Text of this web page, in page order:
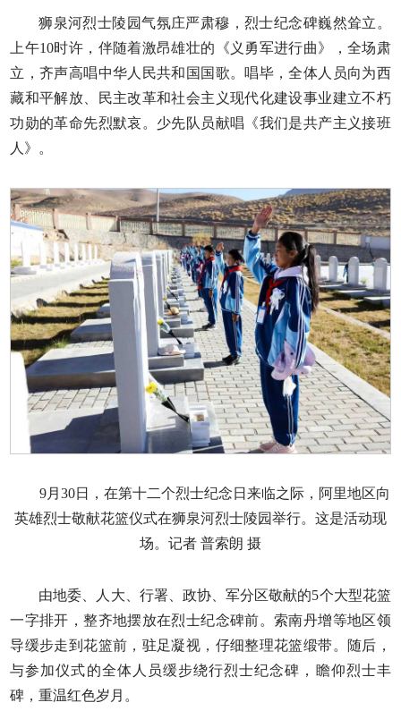
狮泉河烈士陵园气氛庄严肃穆，烈士纪念碑巍然耸立。
上午10时许，伴随着激昂雄壮的《义勇军进行曲》，全场肃
立，齐声高唱中华人民共和国国歌。唱毕，全体人员向为西
藏和平解放、民主改革和社会主义现代化建设事业建立不朽
功勋的革命先烈默哀。少先队员献唱《我们是共产主义接班
人》。
9月30日，在第十二个烈士纪念日来临之际，阿里地区向
英雄烈士敬献花篮仪式在狮泉河烈士陵园举行。这是活动现
场。记者 普索朗 摄
由地委、人大、行署、政协、军分区敬献的5个大型花篮
一字排开，整齐地摆放在烈士纪念碑前。索南丹增等地区领
导缓步走到花篮前，驻足凝视，仔细整理花篮缎带。随后，
与参加仪式的全体人员缓步绕行烈士纪念碑，瞻仰烈士丰
碑，重温红色岁月。